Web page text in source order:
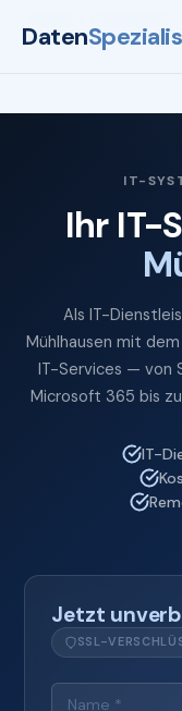
Daten
IT-
Ihr IT-
Als IT-
Mühlhausen mit
IT-Services — von
Microsoft 365 bis zu
IT-
Jetzt
SSL-